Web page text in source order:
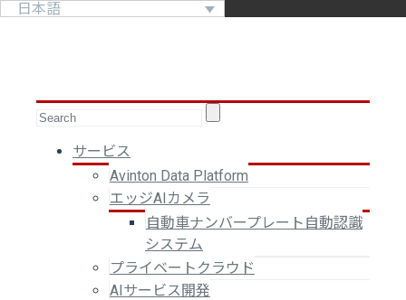
日本語
サービス
Avinton Data Platform
エッジAIカメラ
自動車ナンバープレート自動認識
システム
プライベートクラウド
AIサービス開発